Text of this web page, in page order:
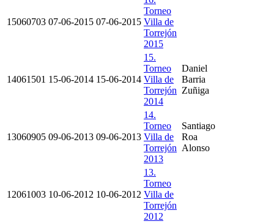
15060703 07-06-2015 07-06-2015
Torneo
Villa de
Torrejón
2015
14061501 15-06-2014 15-06-2014
15.
Torneo
Villa de
Torrejón
2014
Daniel
Barria
Zuñiga
13060905 09-06-2013 09-06-2013
14.
Torneo
Villa de
Torrejón
2013
Santiago
Roa
Alonso
12061003 10-06-2012 10-06-2012
13.
Torneo
Villa de
Torrejón
2012